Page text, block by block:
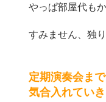
やっぱ部屋代も
すみません、独
定期演奏会ま
気合入れてい